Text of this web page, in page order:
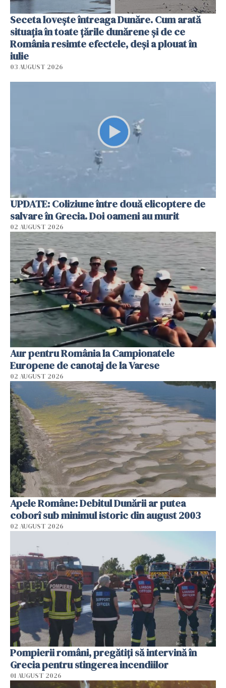
Seceta lovește întreaga Dunăre. Cum arată
situația în toate țările dunărene și de ce
România resimte efectele, deși a plouat în
iulie
03 AUGUST 2026
UPDATE: Coliziune între două elicoptere de
salvare în Grecia. Doi oameni au murit
02 AUGUST 2026
Aur pentru România la Campionatele
Europene de canotaj de la Varese
02 AUGUST 2026
Apele Române: Debitul Dunării ar putea
coborî sub minimul istoric din august 2003
02 AUGUST 2026
Pompierii români, pregătiţi să intervină în
Grecia pentru stingerea incendiilor
01 AUGUST 2026